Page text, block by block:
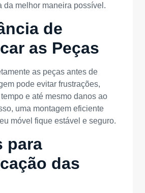
da melhor maneira possível.
de
as Peças
as peças antes de
pode evitar frustrações,
e até mesmo danos ao
uma montagem eficiente
móvel fique estável e seguro.
para
das